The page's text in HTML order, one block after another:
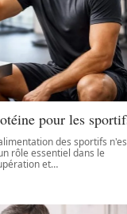
pour les
des sportifs
rôle essentiel dans le
et…